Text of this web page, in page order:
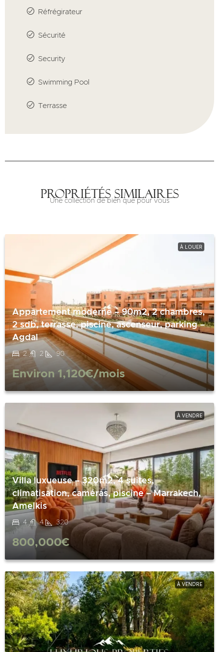
Réfrégirateur
Sécurité
Security
Swimming Pool
Terrasse
Propriétés similaires
Une collection de bien que pour vous
À LOUER
Appartement moderne – 90m2, 2 chambres,
2 sdb, terrasse, piscine, ascenseur, parking –
Agdal
2 2 90
Environ 1,120€/mois
À VENDRE
Villa luxueuse – 320m2, 4 suites,
climatisation, caméras, piscine – Marrakech,
Amelkis
4 4 320
800,000€
À VENDRE